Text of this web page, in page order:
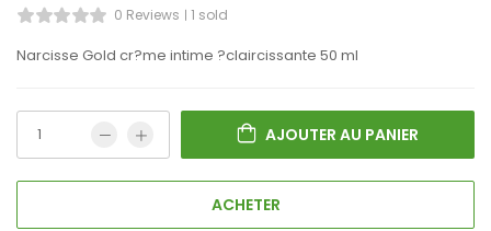
0 Reviews 1 sold
Narcisse Gold cr?me intime ?claircissante 50 ml
AJOUTER AU PANIER
ACHETER